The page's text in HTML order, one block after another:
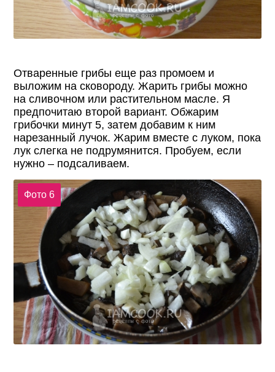
Отваренные грибы еще раз промоем и
выложим на сковороду. Жарить грибы можно
на сливочном или растительном масле. Я
предпочитаю второй вариант. Обжарим
грибочки минут 5, затем добавим к ним
нарезанный лучок. Жарим вместе с луком, пока
лук слегка не подрумянится. Пробуем, если
нужно – подсаливаем.
Фото 6